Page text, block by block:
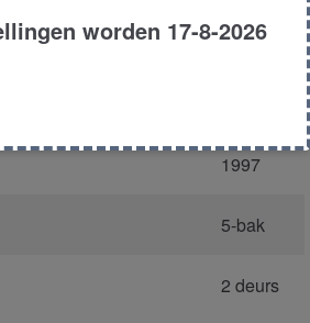
206S3
1997
5-bak
2 deurs
worden 17-8-2026